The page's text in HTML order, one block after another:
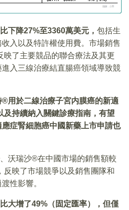
下降27%至3360萬美元， 包括生
入以及特許權使用費。市場銷售
了主要競品的聯合療法及其更
入三線治療結直腸癌領域導致競
用於二線治療子宮内膜癌的新適
及持續納入關鍵診療指南，有望
症腎細胞癌中國新藥上市申請也
沃瑞沙®在中國市場的銷售額較
反映了市場競爭以及銷售團隊和
性影響。
大增了49%（固定匯率），但僅